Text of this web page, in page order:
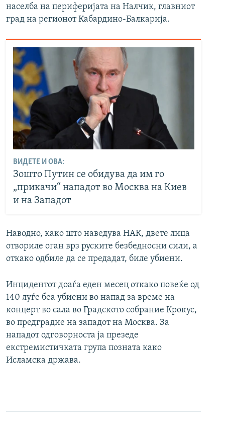
населба на периферијата на Налчик, главниот
град на регионот Кабардино-Балкарија.
ВИДЕТЕ И ОВА:
Зошто Путин се обидува да им го
„прикачи“ нападот во Москва на Киев
и на Западот
Наводно, како што наведува НАК, двете лица
отвориле оган врз руските безбедносни сили, а
откако одбиле да се предадат, биле убиени.
Инцидентот доаѓа еден месец откако повеќе од
140 луѓе беа убиени во напад за време на
концерт во сала во Градското собрание Крокус,
во предградие на западот на Москва. За
нападот одговорноста ја презеде
екстремистичката група позната како
Исламска држава.